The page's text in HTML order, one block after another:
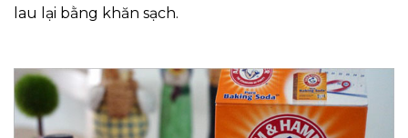
lau lại bằng khăn sạch.